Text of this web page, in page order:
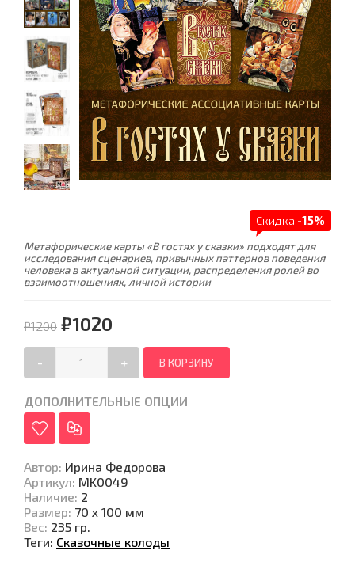
Скидка -15%
Метафорические карты «В гостях у сказки» подходят для
исследования сценариев, привычных паттернов поведения
человека в актуальной ситуации, распределения ролей во
взаимоотношениях, личной истории
₽1200 ₽1020
- +
ДОПОЛНИТЕЛЬНЫЕ ОПЦИИ
Автор: Ирина Федорова
Артикул: MK0049
Наличие: 2
Размер: 70 х 100 мм
Вес: 235 гр.
Теги: Сказочные колоды